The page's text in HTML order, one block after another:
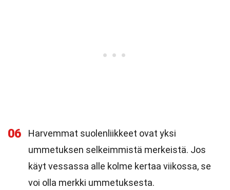
06
Harvemmat suolenliikkeet ovat yksi
ummetuksen selkeimmistä merkeistä. Jos
käyt vessassa alle kolme kertaa viikossa, se
voi olla merkki ummetuksesta.